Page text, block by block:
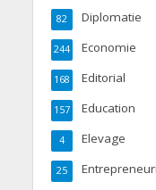
Diplomatie
82
Economie
244
Editorial
168
Education
157
Elevage
4
25